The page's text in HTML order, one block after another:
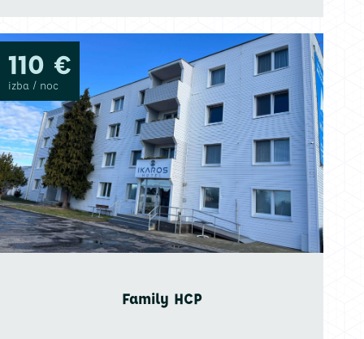
110 €
izba / noc
Family HCP